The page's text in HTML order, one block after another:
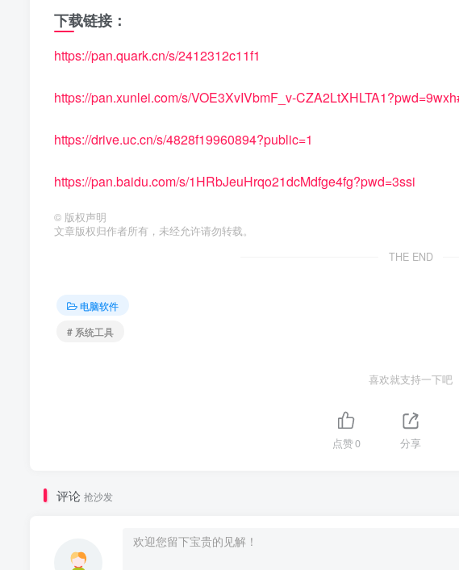
下载链接：
https://pan.quark.cn/s/2412312c11f1
https://pan.xunlei.com/s/VOE3XvIVbmF_v-
https://drive.uc.cn/s/4828f19960894?public=1
https://pan.baidu.com/s/1HRbJeuHrqo21dcMdfge4fg?pwd=3ssi
© 版权声明
文章版权归作者所有，未经允许请勿转载。
THE END
电脑软件
# 系统工具
喜欢就支持一下吧
点赞0 分享
评论 抢沙发